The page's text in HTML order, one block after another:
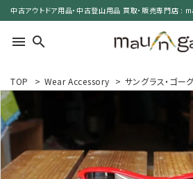
中古アウトドア用品・中古登山用品 買取・販売専門店 :
menu search
search
カテゴリーで選ぶ
サイズで選ぶ
TOP > Wear Accessory > サングラス・ゴー